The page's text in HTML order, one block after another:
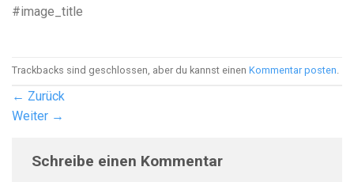
#image_title
Trackbacks sind geschlossen, aber du kannst einen Kommentar posten.
← Zurück
Weiter →
Schreibe einen Kommentar